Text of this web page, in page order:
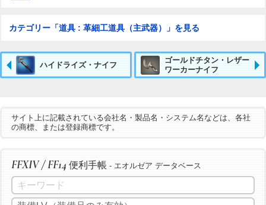
カテゴリー「道具 : 革細工道具（主武器）」を見る
ハイドライズ・ナイフ
ゴールドチタン・レザー
ワーカーナイフ
サイト上に記載されている会社名・製品名・システム名などは、各社
の商標、または登録商標です。
FFXIV / FF14 便利手帳 - エオルゼア データベース